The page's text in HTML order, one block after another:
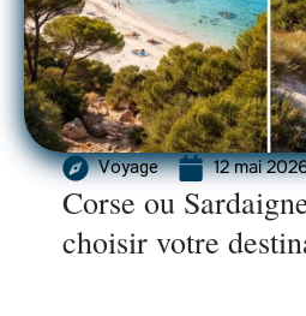
Voyage 12 mai
Corse ou
choisir votre